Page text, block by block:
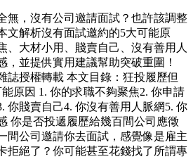
無，沒有公司邀請面試？也許該調整
文解析沒有面試邀約的5大可能原
、大材小用、賤賣自己、沒有善用人
，並提供實用建議幫助突破重圍！
授權轉載 本文目錄：狂投履歷但
原因 1. 你的求職不夠聚焦2. 你申請
你賤賣自己4. 你沒有善用人脈網5. 你
你是否投遞履歷給幾百間公司應徵
間公司邀請你去面試，感覺像是雇主
拒絕了？你可能甚至花錢找了所謂專